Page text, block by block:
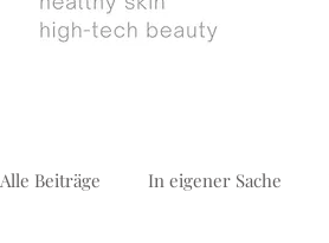
Alle Beiträge In eigener Sache